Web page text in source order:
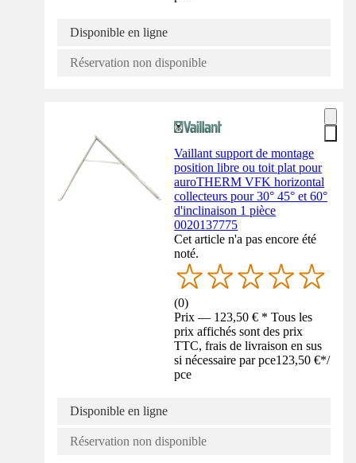
Disponible en ligne
Réservation non disponible
Vaillant support de montage
position libre ou toit plat pour
auroTHERM VFK horizontal
collecteurs pour 30° 45° et 60°
d'inclinaison 1 pièce
0020137775
Cet article n'a pas encore été
noté.
(0)
Prix — 123,50 € * Tous les
prix affichés sont des prix
TTC, frais de livraison en sus
si nécessaire par pce123,50 €*/
pce
Disponible en ligne
Réservation non disponible